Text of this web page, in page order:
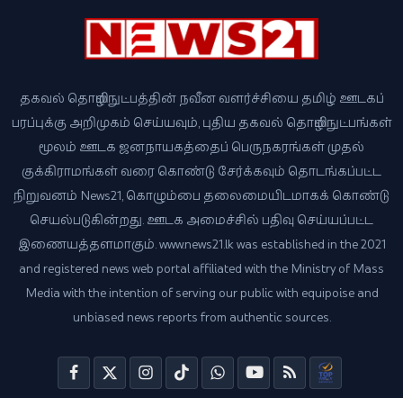
தகவல் தொழில்நுட்பத்தின் நவீன வளர்ச்சியை தமிழ் ஊடகப்
பரப்புக்கு அறிமுகம் செய்யவும், புதிய தகவல் தொழில்நுட்பங்கள்
மூலம் ஊடக ஜனநாயகத்தைப் பெருநகரங்கள் முதல்
குக்கிராமங்கள் வரை கொண்டு சேர்க்கவும் தொடங்கப்பட்ட
நிறுவனம் News21, கொழும்பை தலைமையிடமாகக் கொண்டு
செயல்படுகின்றது. ஊடக அமைச்சில் பதிவு செய்யப்பட்ட
இணையத்தளமாகும். www.news21.lk was established in the 2021
and registered news web portal affiliated with the Ministry of Mass
Media with the intention of serving our public with equipoise and
unbiased news reports from authentic sources.